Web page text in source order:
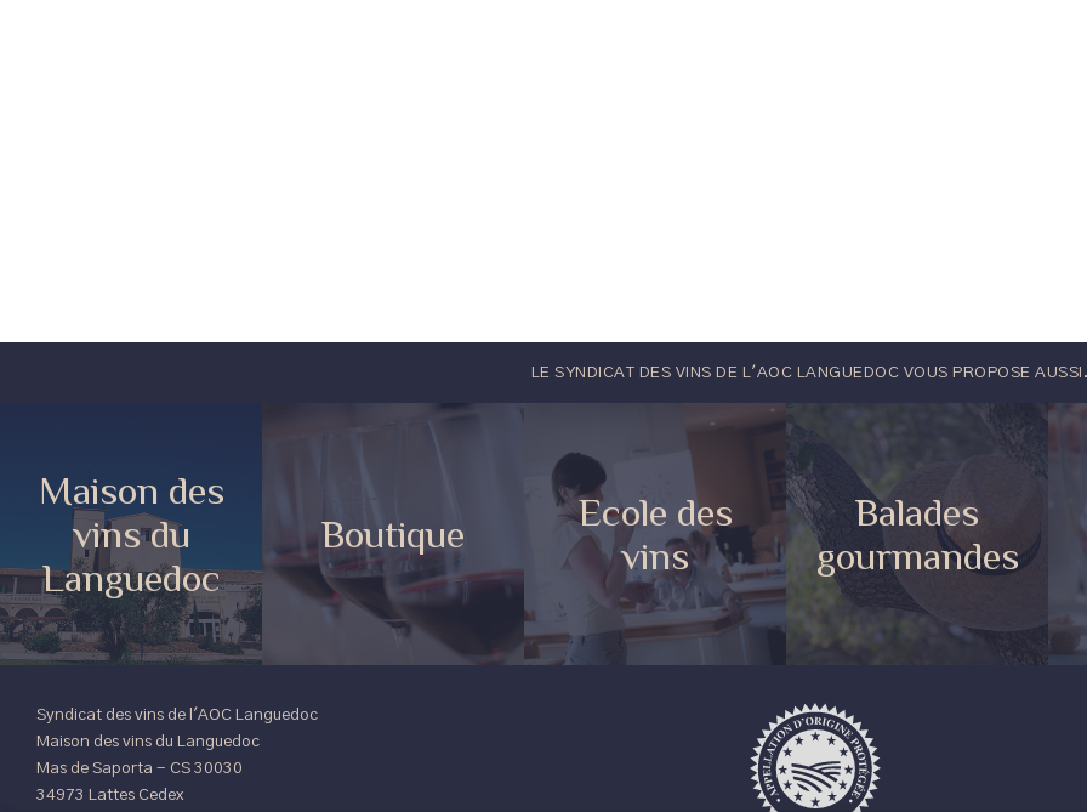
LE SYNDICAT DES VINS DE L'AOC LANGUEDOC VOUS PROPOSE
Maison des
vins du
Languedoc
Boutique
Ecole des
vins
Balades
gourmandes
Syndicat des vins de l'AOC Languedoc
Maison des vins du Languedoc
Mas de Saporta - CS 30030
34973 Lattes Cedex